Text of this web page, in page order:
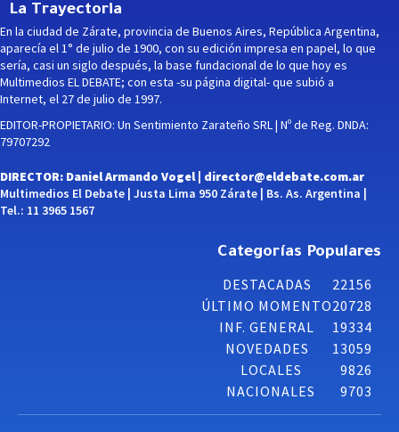
La Trayectoria
En la ciudad de Zárate, provincia de Buenos Aires, República Argentina,
aparecía el 1° de julio de 1900, con su edición impresa en papel, lo que
sería, casi un siglo después, la base fundacional de lo que hoy es
Multimedios EL DEBATE; con esta -su página digital- que subió a
Internet, el 27 de julio de 1997.
EDITOR-PROPIETARIO: Un Sentimiento Zarateño SRL | Nº de Reg. DNDA:
79707292
DIRECTOR: Daniel Armando Vogel | director@eldebate.com.ar
Multimedios El Debate | Justa Lima 950 Zárate | Bs. As. Argentina |
Tel.: 11 3965 1567
Categorías Populares
DESTACADAS
22156
ÚLTIMO MOMENTO20728
INF. GENERAL
19334
NOVEDADES
13059
LOCALES
9826
NACIONALES
9703